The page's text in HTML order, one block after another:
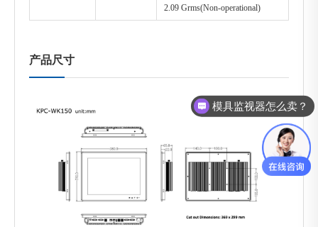
2.09 Grms(Non-operational)
产品尺寸
你们是怎么收费的呢？